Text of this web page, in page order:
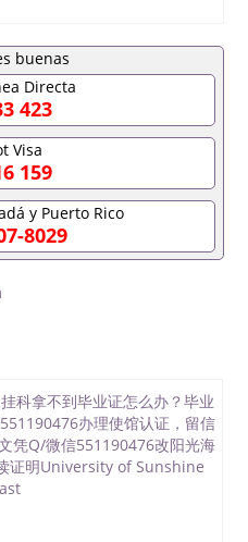
凭办理德国文凭 一、快
绩单+留学回国人员证明
思。（全套留学回国必
友一份完美交代）；
读证明，学生卡等留学
甚至是申请工签都可以
时都可以安排办理，毕业
，毕业时间都可以根据
假的毕业证可以用吗
可以办学历认证吗
理什么材料551190476
551190476办理假毕业
辍学、挂科而没有正常
毕业而导致回国得不到
了,成绩不理想毕不了业
文凭怎么办,怎么办理本
何办理本科/硕士毕业证
551190476哪里可以买
毕业证怎么办理
423
159
8029